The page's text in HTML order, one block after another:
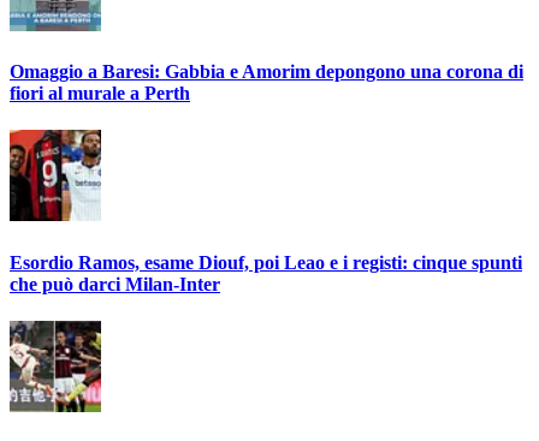
Omaggio a Baresi: Gabbia e Amorim depongono una corona di
fiori al murale a Perth
Esordio Ramos, esame Diouf, poi Leao e i registi: cinque spunti
che può darci Milan-Inter